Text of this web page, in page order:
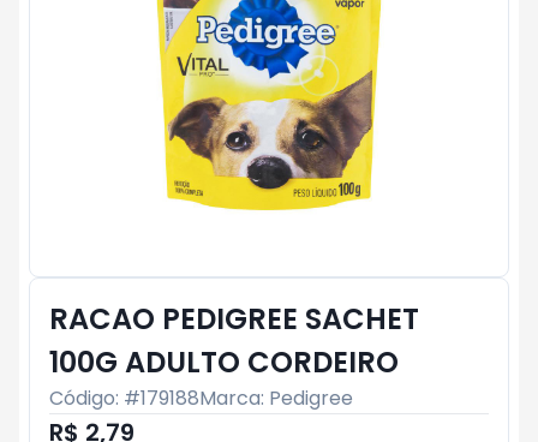
RACAO PEDIGREE SACHET
100G ADULTO CORDEIRO
Código: #179188Marca: Pedigree
R$ 2,79